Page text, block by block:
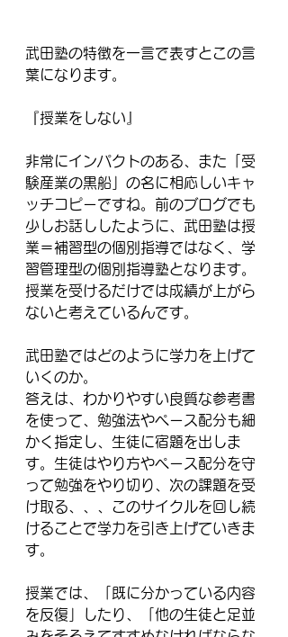
武田塾の特徴を一言で表すとこの言
葉になります。
『授業をしない』
非常にインパクトのある、また「受
験産業の黒船」の名に相応しいキャ
ッチコピーですね。前のブログでも
少しお話ししたように、武田塾は授
業＝補習型の個別指導ではなく、学
習管理型の個別指導塾となります。
授業を受けるだけでは成績が上がら
ないと考えているんです。
武田塾ではどのように学力を上げて
いくのか。
答えは、わかりやすい良質な参考書
を使って、勉強法やペース配分も細
かく指定し、生徒に宿題を出しま
す。生徒はやり方やペース配分を守
って勉強をやり切り、次の課題を受
け取る、、、このサイクルを回し続
けることで学力を引き上げていきま
す。
授業では、「既に分かっている内容
を反復」したり、「他の生徒と足並